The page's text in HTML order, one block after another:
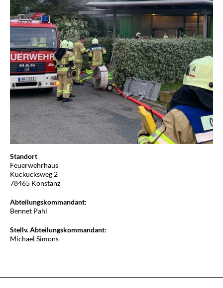
Standort
Feuerwehrhaus
Kuckucksweg 2
78465 Konstanz
Abteilungskommandant:
Bennet Pahl
Stellv. Abteilungskommandant:
Michael Simons